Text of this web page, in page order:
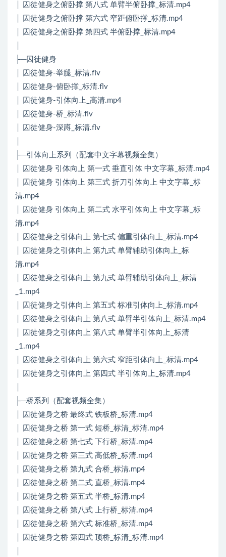
│ 囚徒健身之俯卧撑 第八式 单臂半俯卧撑_标清.mp4
│ 囚徒健身之俯卧撑 第六式 窄距俯卧撑_标清.mp4
│ 囚徒健身之俯卧撑 第四式 半俯卧撑_标清.mp4
├─囚徒健身
│ 囚徒健身-举腿_标清.flv
│ 囚徒健身-俯卧撑_标清.flv
│ 囚徒健身-引体向上_高清.mp4
│ 囚徒健身-桥_标清.flv
│ 囚徒健身-深蹲_标清.flv
├─引体向上系列（配套中文字幕视频全集）
│ 囚徒健身 引体向上 第一式 垂直引体 中文字幕_标清.mp4
│ 囚徒健身 引体向上 第三式 折刀引体向上 中文字幕_标
清.mp4
│ 囚徒健身 引体向上 第二式 水平引体向上 中文字幕_标
清.mp4
│ 囚徒健身之引体向上 第七式 偏重引体向上_标清.mp4
│ 囚徒健身之引体向上 第九式 单臂辅助引体向上_标
清.mp4
│ 囚徒健身之引体向上 第九式 单臂辅助引体向上_标清
_1.mp4
│ 囚徒健身之引体向上 第五式 标准引体向上_标清.mp4
│ 囚徒健身之引体向上 第八式 单臂半引体向上_标清.mp4
│ 囚徒健身之引体向上 第八式 单臂半引体向上_标清
_1.mp4
│ 囚徒健身之引体向上 第六式 窄距引体向上_标清.mp4
│ 囚徒健身之引体向上 第四式 半引体向上_标清.mp4
├─桥系列（配套视频全集）
│ 囚徒健身之桥 最终式 铁板桥_标清.mp4
│ 囚徒健身之桥 第一式 短桥_标清_标清.mp4
│ 囚徒健身之桥 第七式 下行桥_标清.mp4
│ 囚徒健身之桥 第三式 高低桥_标清.mp4
│ 囚徒健身之桥 第九式 合桥_标清.mp4
│ 囚徒健身之桥 第二式 直桥_标清.mp4
│ 囚徒健身之桥 第五式 半桥_标清.mp4
│ 囚徒健身之桥 第八式 上行桥_标清.mp4
│ 囚徒健身之桥 第六式 标准桥_标清.mp4
│ 囚徒健身之桥 第四式 顶桥_标清_标清.mp4